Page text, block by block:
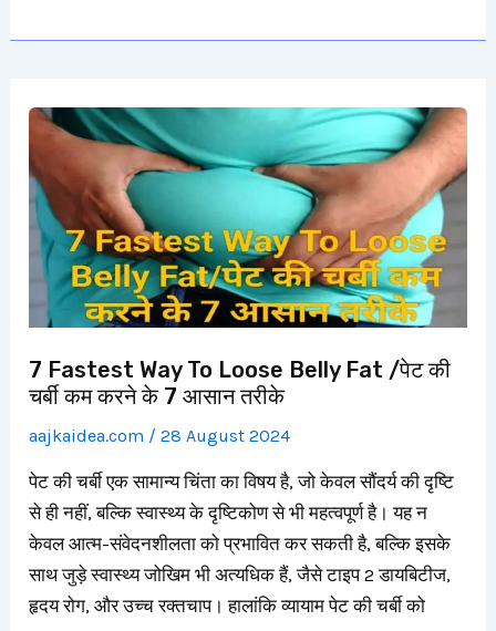
7 Fastest Way To Loose Belly Fat /पेट की
चर्बी कम करने के 7 आसान तरीके
aajkaidea.com /28 August 2024
पेट की चर्बी एक सामान्य चिंता का विषय है, जो केवल सौंदर्य की दृष्टि
से ही नहीं, बल्कि स्वास्थ्य के दृष्टिकोण से भी महत्वपूर्ण है। यह न
केवल आत्म-संवेदनशीलता को प्रभावित कर सकती है, बल्कि इसके
साथ जुड़े स्वास्थ्य जोखिम भी अत्यधिक हैं, जैसे टाइप 2 डायबिटीज,
हृदय रोग, और उच्च रक्तचाप। हालांकि व्यायाम पेट की चर्बी को
Fastest
Way
To
Loose
Belly
Fat
/
की
चर्बी
कम